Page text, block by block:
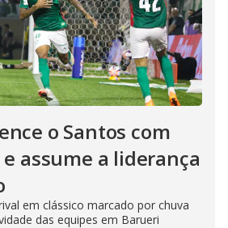
o Santos com
assume a liderança
em clássico marcado por chuva
das equipes em Barueri